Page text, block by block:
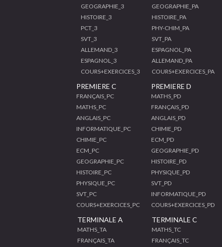
GEOGRAPHIE_3
HISTOIRE_3
PCT_3
SVT_3
ALLEMAND_3
ESPAGNOL_3
COURS+EXERCICES_3
GEOGRAPHIE_PA
HISTOIRE_PA
PHY-CHIM_PA
SVT_PA
ESPAGNOL_PA
ALLEMAND_PA
COURS+EXERCICES_PA
PREMIERE C
FRANÇAIS_PC
MATHS_PC
ANGLAIS_PC
INFORMATIQUE_PC
CHIMIE_PC
ECM_PC
GEOGRAPHIE_PC
HISTOIRE_PC
PHYSIQUE_PC
SVT_PC
COURS+EXERCICES_PC
PREMIERE D
MATHS_PD
FRANÇAIS_PD
ANGLAIS_PD
CHIMIE_PD
ECM_PD
GEOGRAPHIE_PD
HISTOIRE_PD
PHYSIQUE_PD
SVT_PD
INFORMATIQUE_PD
COURS+EXERCICES_PD
TERMINALE A
MATHS_TA
FRANÇAIS_TA
TERMINALE C
MATHS_TC
FRANÇAIS_TC